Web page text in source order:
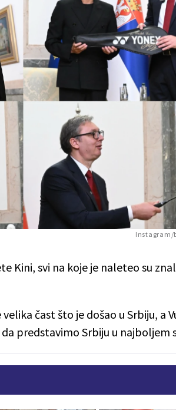
Instagram/
Kini, svi na koje je naleteo su
čast što je došao u Srbiju, a
predstavimo Srbiju u najboljem